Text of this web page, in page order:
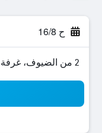
ح 16/8
2 من الضيوف، غرفة واحدة